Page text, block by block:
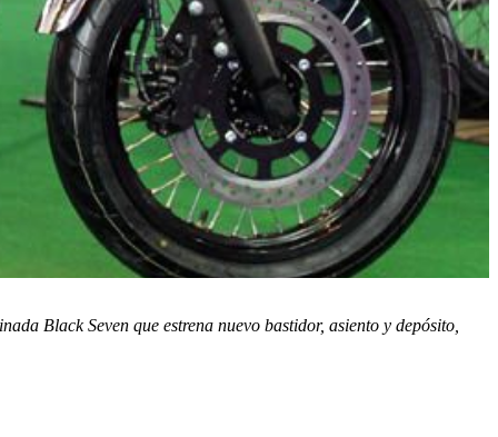
Black Seven que estrena nuevo bastidor, asiento y depósito,